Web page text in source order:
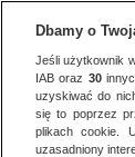
Dbamy o
Jeśli użytkownik
IAB oraz 30
uzyskiwać do
się to poprzez
plikach cookie.
uzasadniony